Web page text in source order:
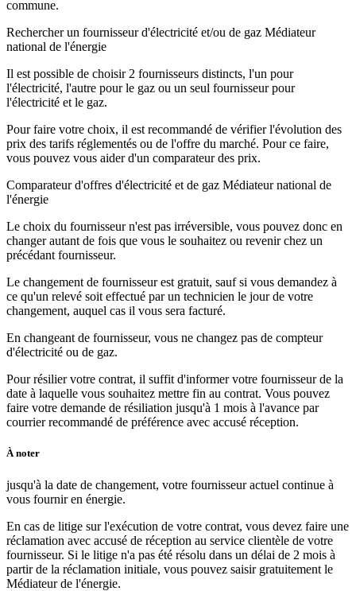
commune.
Rechercher un fournisseur d'électricité et/ou de gaz Médiateur
national de l'énergie
Il est possible de choisir 2 fournisseurs distincts, l'un pour
l'électricité, l'autre pour le gaz ou un seul fournisseur pour
l'électricité et le gaz.
Pour faire votre choix, il est recommandé de vérifier l'évolution des
prix des tarifs réglementés ou de l'offre du marché. Pour ce faire,
vous pouvez vous aider d'un comparateur des prix.
Comparateur d'offres d'électricité et de gaz Médiateur national de
l'énergie
Le choix du fournisseur n'est pas irréversible, vous pouvez donc en
changer autant de fois que vous le souhaitez ou revenir chez un
précédant fournisseur.
Le changement de fournisseur est gratuit, sauf si vous demandez à
ce qu'un relevé soit effectué par un technicien le jour de votre
changement, auquel cas il vous sera facturé.
En changeant de fournisseur, vous ne changez pas de compteur
d'électricité ou de gaz.
Pour résilier votre contrat, il suffit d'informer votre fournisseur de la
date à laquelle vous souhaitez mettre fin au contrat. Vous pouvez
faire votre demande de résiliation jusqu'à 1 mois à l'avance par
courrier recommandé de préférence avec accusé réception.
À noter
jusqu'à la date de changement, votre fournisseur actuel continue à
vous fournir en énergie.
En cas de litige sur l'exécution de votre contrat, vous devez faire une
réclamation avec accusé de réception au service clientèle de votre
fournisseur. Si le litige n'a pas été résolu dans un délai de 2 mois à
partir de la réclamation initiale, vous pouvez saisir gratuitement le
Médiateur de l'énergie.